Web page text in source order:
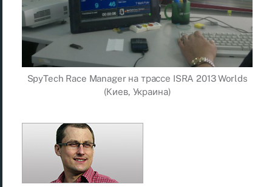
SpyTech Race Manager на трассе ISRA 2013 Worlds
(Киев, Украина)